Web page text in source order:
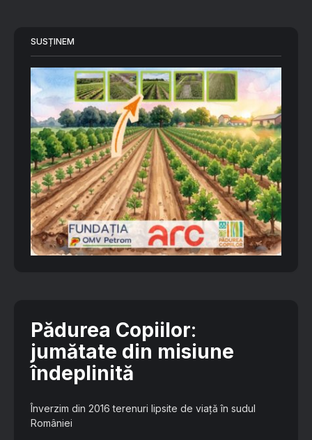
SUSȚINEM
Pădurea Copiilor:
jumătate din misiune
îndeplinită
Înverzim din 2016 terenuri lipsite de viață în sudul
României